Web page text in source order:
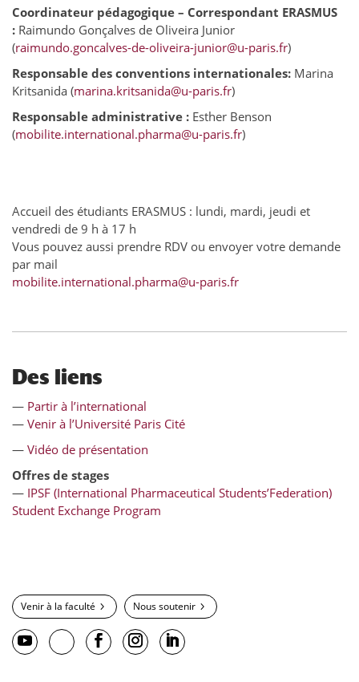
Coordinateur pédagogique – Correspondant ERASMUS
: Raimundo Gonçalves de Oliveira Junior
(raimundo.goncalves-de-oliveira-junior@u-paris.fr)
Responsable des conventions internationales: Marina
Kritsanida (marina.kritsanida@u-paris.fr)
Responsable administrative : Esther Benson
(mobilite.international.pharma@u-paris.fr)
Accueil des étudiants ERASMUS : lundi, mardi, jeudi et
vendredi de 9 h à 17 h
Vous pouvez aussi prendre RDV ou envoyer votre demande
par mail
mobilite.international.pharma@u-paris.fr
Des liens
— Partir à l’international
— Venir à l’Université Paris Cité
— Vidéo de présentation
Offres de stages
— IPSF (International Pharmaceutical Students’Federation)
Student Exchange Program
Venir à la faculté Nous soutenir